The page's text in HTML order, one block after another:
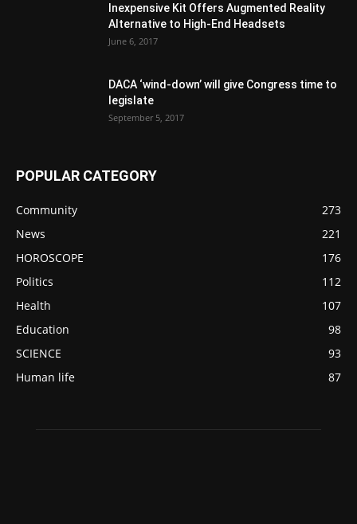
Inexpensive Kit Offers Augmented Reality
Alternative to High-End Headsets
June 6, 2017
DACA ‘wind-down’ will give Congress time to
legislate
September 5, 2017
POPULAR CATEGORY
Community
273
News
221
HOROSCOPE
176
Politics
112
Health
107
Education
98
SCIENCE
93
Human life
87